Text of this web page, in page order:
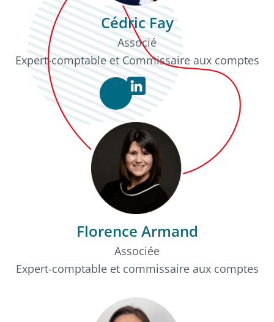
Cédric Fay
Associé
Expert-comptable et Commissaire aux comptes
Florence Armand
Associée
Expert-comptable et commissaire aux comptes